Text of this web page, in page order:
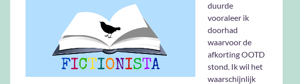
duurde
vooraleer ik
doorhad
waarvoor de
afkorting OOTD
stond. Ik wil het
waarschijnlijk